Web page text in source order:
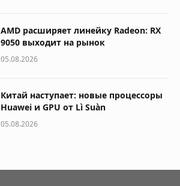
AMD расширяет линейку Radeon: RX
9050 выходит на рынок
05.08.2026
Китай наступает: новые процессоры
Huawei и GPU от Lì Suàn
05.08.2026